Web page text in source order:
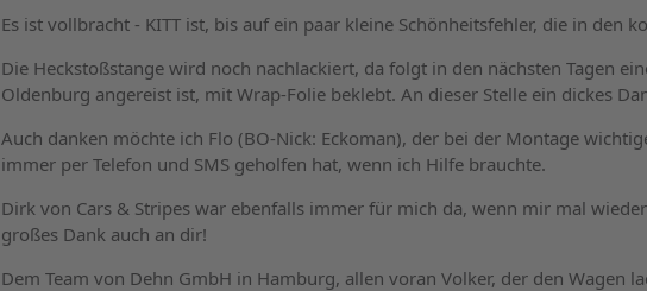
Es ist vollbracht - KITT ist, bis auf ein paar kleine Schönheitsfehler, die in den
Die Heckstoßstange wird noch nachlackiert, da folgt in den nächsten Tagen
Oldenburg angereist ist, mit Wrap-Folie beklebt. An dieser Stelle ein dickes
Auch danken möchte ich Flo (BO-Nick: Eckoman), der bei der Montage
immer per Telefon und SMS geholfen hat, wenn ich Hilfe brauchte.
Dirk von Cars & Stripes war ebenfalls immer für mich da, wenn mir mal
großes Dank auch an dir!
Dem Team von Dehn GmbH in Hamburg, allen voran Volker, der den Wagen